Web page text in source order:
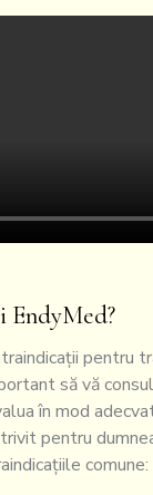
pentru
să vă
în mod
pentru
comune: